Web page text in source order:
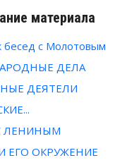
материала
бесед с Молотовым
ДЕЛА
ДЕЯТЕЛИ
ЛЕНИНЫМ
ЕГО ОКРУЖЕНИЕ